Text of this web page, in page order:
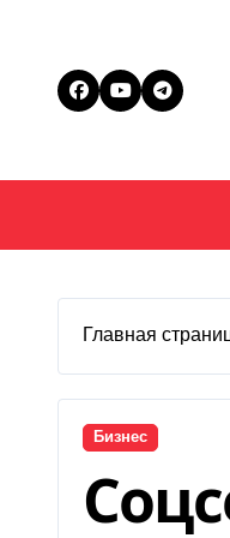
Главная
Бизнес